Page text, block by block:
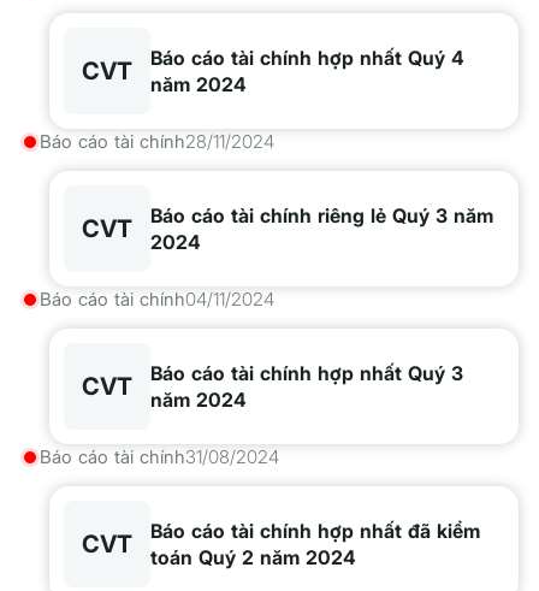
CVT
Báo cáo tài chính hợp nhất Quý 4
năm 2024
Báo cáo tài chính28/11/2024
CVT
Báo cáo tài chính riêng lẻ Quý 3 năm
2024
Báo cáo tài chính04/11/2024
CVT
Báo cáo tài chính hợp nhất Quý 3
năm 2024
Báo cáo tài chính31/08/2024
CVT
Báo cáo tài chính hợp nhất đã kiểm
toán Quý 2 năm 2024